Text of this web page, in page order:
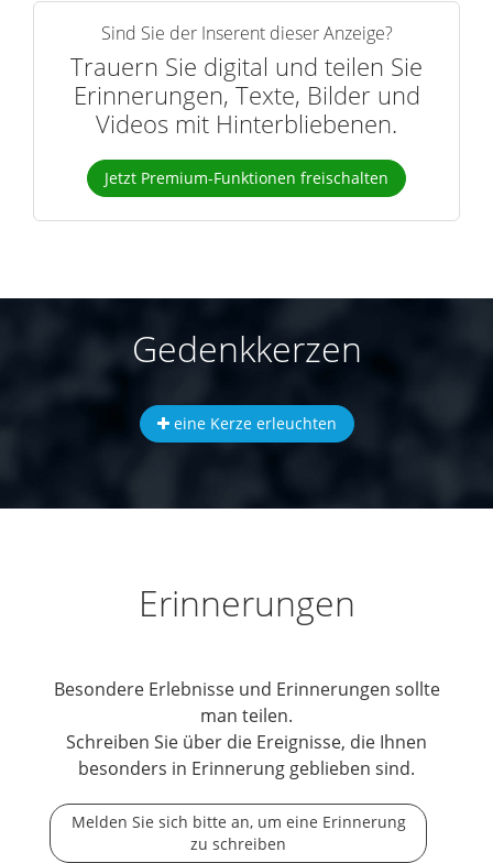
Sind Sie der Inserent dieser Anzeige?
Trauern Sie digital und teilen Sie
Erinnerungen, Texte, Bilder und
Videos mit Hinterbliebenen.
Jetzt Premium-Funktionen freischalten
Gedenkkerzen
eine Kerze erleuchten
Erinnerungen
Besondere Erlebnisse und Erinnerungen sollte
man teilen.
Schreiben Sie über die Ereignisse, die Ihnen
besonders in Erinnerung geblieben sind.
Melden Sie sich bitte an, um eine Erinnerung
zu schreiben